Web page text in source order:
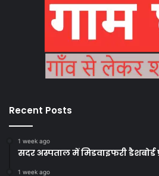
Recent Posts
1 week ago
सदर अस्पताल में मिडवाइफरी डैशबोर्ड
1 week ago